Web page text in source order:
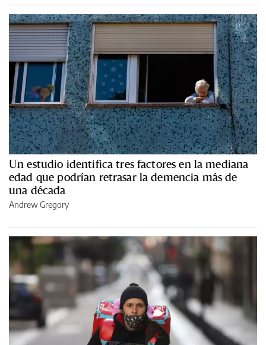
Un estudio identifica tres factores en la mediana
edad que podrían retrasar la demencia más de
una década
Andrew Gregory